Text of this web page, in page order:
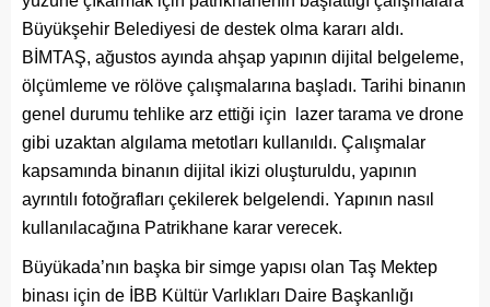
Büyükşehir Belediyesi de destek olma kararı aldı.
BİMTAŞ, ağustos ayında ahşap yapının dijital belgeleme,
ölçümleme ve rölöve çalışmalarına başladı. Tarihi binanın
genel durumu tehlike arz ettiği için lazer tarama ve drone
gibi uzaktan algılama metotları kullanıldı. Çalışmalar
kapsamında binanın dijital ikizi oluşturuldu, yapının
ayrıntılı fotoğrafları çekilerek belgelendi. Yapının nasıl
kullanılacağına Patrikhane karar verecek.
Büyükada’nın başka bir simge yapısı olan Taş Mektep
binası için de İBB Kültür Varlıkları Daire Başkanlığı